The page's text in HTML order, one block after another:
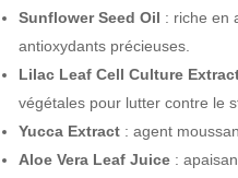
Sunflower Seed Oil : riche en
antioxydants précieuses.
Lilac Leaf Cell Culture
végétales pour lutter contre le
Yucca Extract: agent
Aloe Vera Leaf Juice: